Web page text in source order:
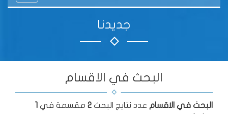
جديدنا
البحث في الاقسام
البحث في الاقسام عدد نتايج البحث 2 مقسمة في 1